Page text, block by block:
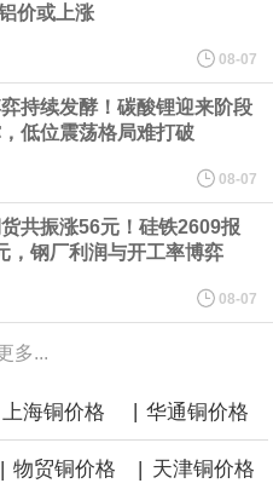
的初步估算，首舰造价约234亿美元，
美元。
月以来最大单周涨幅。油价走弱为金价提
美国非农就业数据，以寻找美国利率前
师马特·辛普森表示，中东和平前景改善
黄金价格从此前持续数周、位于4000美
上涨。
带宽内存（HBM）及其他下一代动态随
价或上涨
08-07
持续发酵！碳酸锂迎来阶段
低位震荡格局难打破
08-07
共振涨56元！硅铁2609报
，钢厂利润与开工率博弈
08-07
多...
上海铜价格 | 华通铜价格
| 物贸铜价格 | 天津铜价格